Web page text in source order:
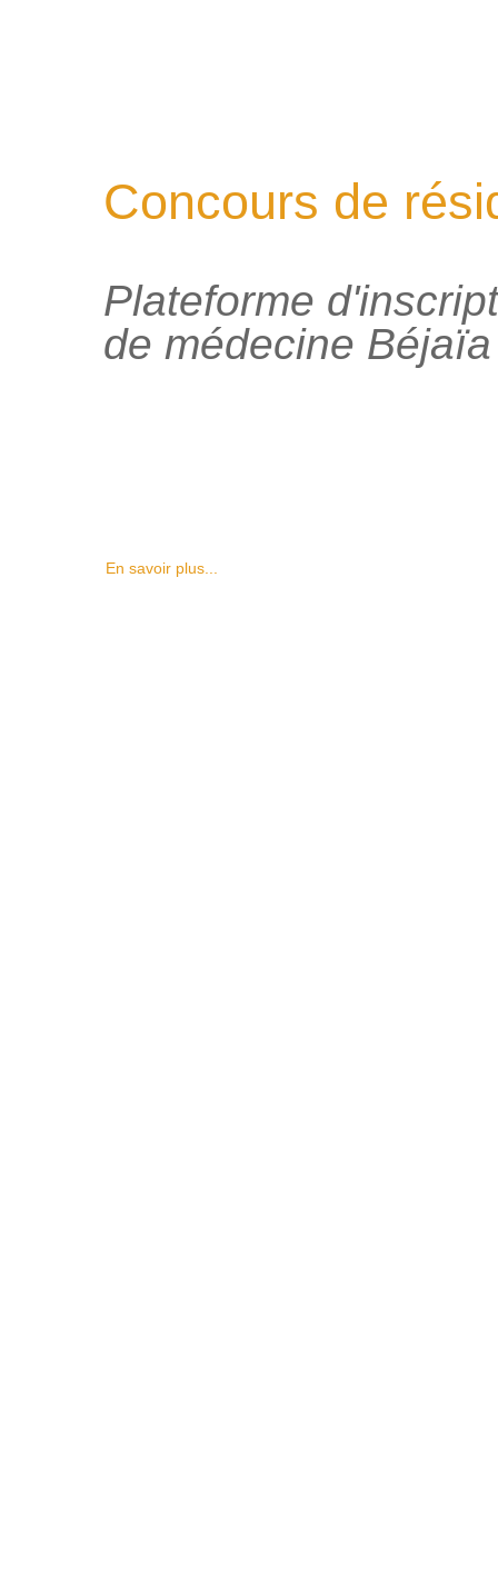
Concours de
Plateforme
de médecine Béjaïa
En savoir plus...